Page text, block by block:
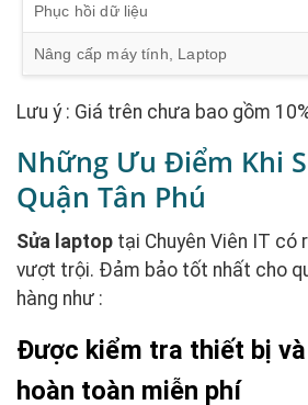
Phục hồi dữ liệu
Nâng cấp máy tính, Laptop
Lưu ý : Giá trên chưa bao gồm
Những Ưu Điểm Khi
Quận Tân Phú
Sửa laptop tại Chuyên Viên IT có
vượt trội. Đảm bảo tốt nhất cho
hàng như :
Được kiểm tra thiết bị
hoàn toàn miễn phí